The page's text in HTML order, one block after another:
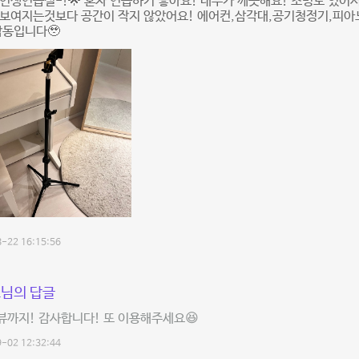
여지는것보다 공간이 작지 않았어요! 에어컨,삼각대,공기청정기,피
입니다🥹
22 16:15:56
의 답글
까지! 감사합니다! 또 이용해주세요😆
02 12:32:44